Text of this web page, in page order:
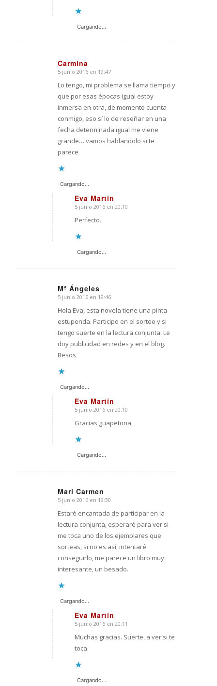
Cargando...
Carmina
Dice:
5 junio 2016 en 19:47
Lo tengo, mi problema se llama tiempo y
que por esas épocas igual estoy
inmersa en otra, de momento cuenta
conmigo, eso sí lo de reseñar en una
fecha determinada igual me viene
grande… vamos hablandolo si te
parece
Cargando...
Eva Martín
Dice:
5 junio 2016 en 20:10
Perfecto.
Cargando...
Mª Ángeles
Dice:
5 junio 2016 en 19:46
Hola Eva, esta novela tiene una pinta
estupenda. Participo en el sorteo y si
tengo suerte en la lectura conjunta. Le
doy publicidad en redes y en el blog.
Besos
Cargando...
Eva Martín
Dice:
5 junio 2016 en 20:10
Gracias guapetona.
Cargando...
Mari Carmen
Dice:
5 junio 2016 en 19:30
Estaré encantada de participar en la
lectura conjunta, esperaré para ver si
me toca uno de los ejemplares que
sorteas, si no es así, intentaré
conseguirlo, me parece un libro muy
interesante, un besado.
Cargando...
Eva Martín
Dice:
5 junio 2016 en 20:11
Muchas gracias. Suerte, a ver si te
toca.
Cargando...